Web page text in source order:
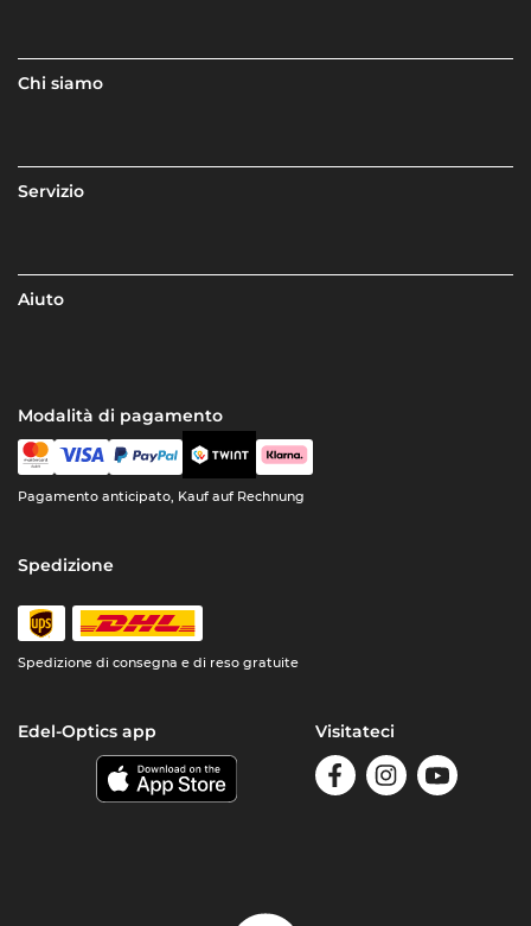
Chi siamo
Servizio
Aiuto
Modalità di pagamento
Pagamento anticipato, Kauf auf Rechnung
Spedizione
Spedizione di consegna e di reso gratuite
Edel-Optics app Visitateci